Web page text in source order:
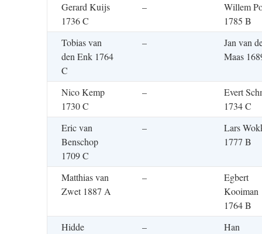
Gerard Kuijs
1736 C
–
Willem
1785 B
Tobias van
den Enk 1764
C
–
Jan van
Maas
Nico Kemp
1730 C
–
Evert
1734 C
Eric van
Benschop
1709 C
–
Lars
1777 B
Matthias van
Zwet 1887 A
–
Egbert
Kooiman
1764 B
Hidde
–
Han